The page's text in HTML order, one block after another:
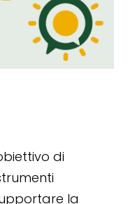
di
la